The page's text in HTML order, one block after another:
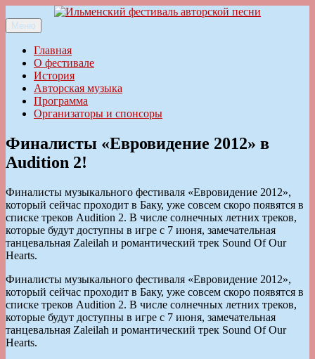
к
содержимому
Ильменский фестиваль авторской песни
Меню
Главная
О фестивале
История
Авторская музыка
Программа
Организаторы и спонсоры
Финалисты «Евровидение 2012» в
Audition 2!
Финалисты музыкального фестиваля «Евровидение 2012»,
который сейчас проходит в Баку, уже совсем скоро появятся в
списке треков Audition 2. В числе солнечных летних треков,
которые будут доступны в игре с 7 июня, замечательная
танцевальная Zaleilah и романтический трек Sound Of Our
Hearts.
Финалисты музыкального фестиваля «Евровидение 2012»,
который сейчас проходит в Баку, уже совсем скоро появятся в
списке треков Audition 2. В числе солнечных летних треков,
которые будут доступны в игре с 7 июня, замечательная
танцевальная Zaleilah и романтический трек Sound Of Our
Hearts.